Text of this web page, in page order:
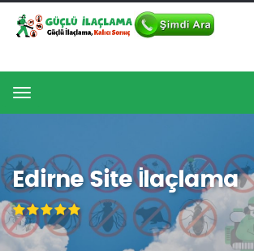
Menu
Edirne Site İlaçlama